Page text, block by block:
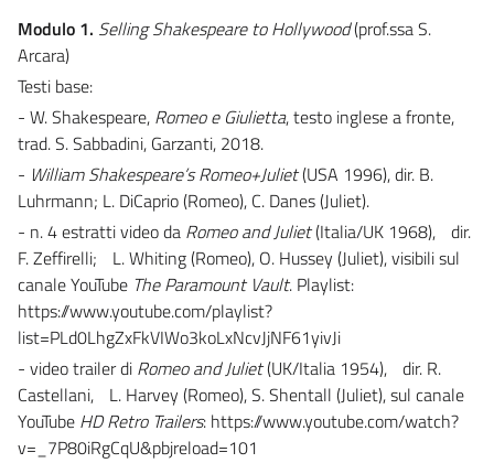
Modulo 1. Selling Shakespeare to Hollywood(prof.ssa S.
Arcara)
Testi base:
- W. Shakespeare, Romeo e Giulietta, testo inglese a fronte,
trad. S. Sabbadini, Garzanti, 2018.
- William Shakespeare’s Romeo+Juliet(USA 1996), dir. B.
Luhrmann; L. DiCaprio (Romeo), C. Danes (Juliet).
- n. 4 estratti video da Romeo and Juliet(Italia/UK 1968), dir.
F. Zeffirelli; L. Whiting (Romeo), O. Hussey (Juliet), visibili sul
canale YouTube The Paramount Vault. Playlist:
https://www.youtube.com/playlist?
list=PLd0LhgZxFkVIWo3koLxNcvJjNF61yivJi
- video trailer di Romeo and Juliet(UK/Italia 1954), dir. R.
Castellani, L. Harvey (Romeo), S. Shentall (Juliet), sul canale
YouTube HD Retro Trailers: https://www.youtube.com/watch?
v=_7P80iRgCqU&pbjreload=101